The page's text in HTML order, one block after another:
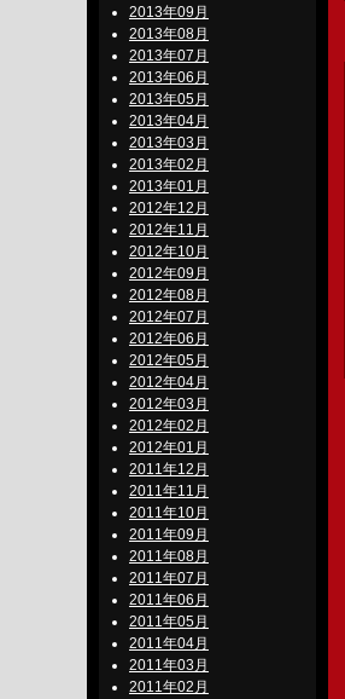
2013年09月
2013年08月
2013年07月
2013年06月
2013年05月
2013年04月
2013年03月
2013年02月
2013年01月
2012年12月
2012年11月
2012年10月
2012年09月
2012年08月
2012年07月
2012年06月
2012年05月
2012年04月
2012年03月
2012年02月
2012年01月
2011年12月
2011年11月
2011年10月
2011年09月
2011年08月
2011年07月
2011年06月
2011年05月
2011年04月
2011年03月
2011年02月